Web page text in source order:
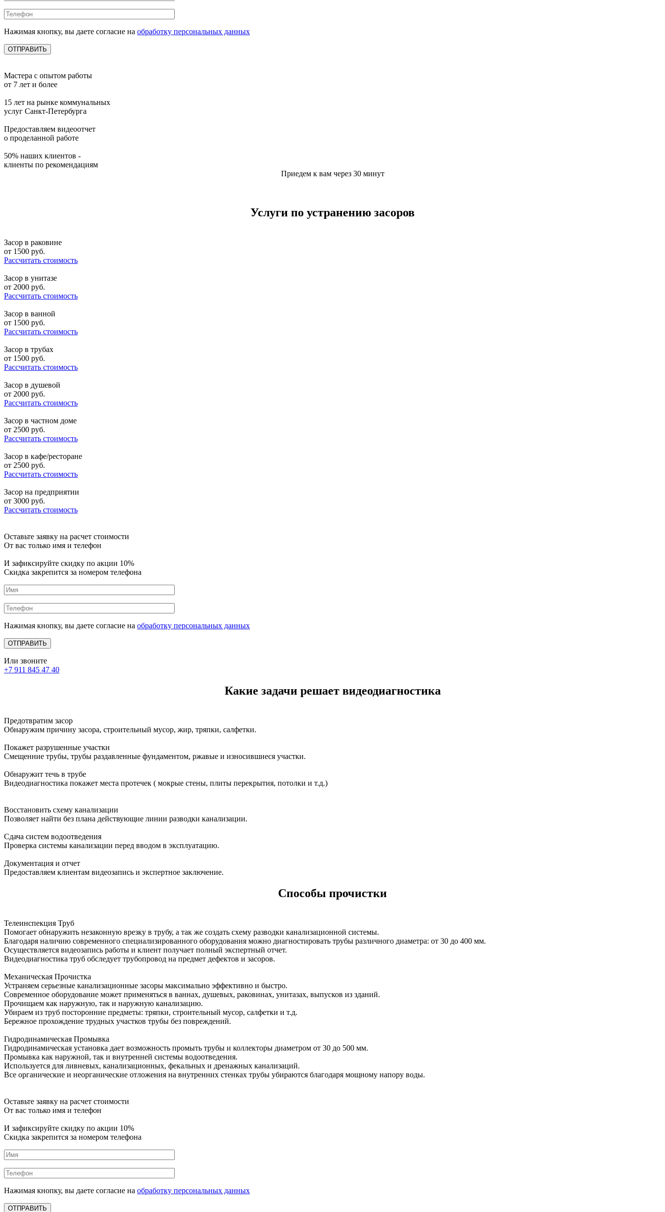
Нажимая кнопку, вы даете согласие на обработку персональных данных
Мастера с опытом работы
от 7 лет и более
15 лет на рынке коммунальных
услуг Санкт-Петербурга
Предоставляем видеоотчет
о проделанной работе
50% наших клиентов -
клиенты по рекомендациям
Приедем к вам через 30 минут
Услуги по устранению засоров
Засор в раковине
от 1500 руб.
Рассчитать стоимость
Засор в унитазе
от 2000 руб.
Рассчитать стоимость
Засор в ванной
от 1500 руб.
Рассчитать стоимость
Засор в трубах
от 1500 руб.
Рассчитать стоимость
Засор в душевой
от 2000 руб.
Рассчитать стоимость
Засор в частном доме
от 2500 руб.
Рассчитать стоимость
Засор в кафе/ресторане
от 2500 руб.
Рассчитать стоимость
Засор на предприятии
от 3000 руб.
Рассчитать стоимость
Оставьте заявку на расчет стоимости
От вас только имя и телефон
И зафиксируйте скидку по акции 10%
Скидка закрепится за номером телефона
Нажимая кнопку, вы даете согласие на обработку персональных данных
Или звоните
+7 911 845 47 40
Какие задачи решает видеодиагностика
Предотвратим засор
Обнаружим причину засора, cтроительный мусор, жир, тряпки, салфетки.
Покажет разрушенные участки
Смещенние трубы, трубы раздавленные фундаментом, ржавые и износившиеся участки.
Обнаружит течь в трубе
Видеодиагностика покажет места протечек ( мокрые стены, плиты перекрытия, потолки и т.д.)
Восстановить схему канализации
Позволяет найти без плана действующие линии разводки канализации.
Сдача систем водоотведения
Проверка системы канализации перед вводом в эксплуатацию.
Документация и отчет
Предоставляем клиентам видеозапись и экспертное заключение.
Способы прочистки
Телеинспекция Труб
Помогает обнаружить незаконную врезку в трубу, а так же создать схему разводки канализационной системы.
Благодаря наличию современного специализированного оборудования можно диагностировать трубы различного диаметра: от 30 до 400 мм.
Осуществляется видеозапись работы и клиент получает полный экспертный отчет.
Видеодиагностика труб обследует трубопровод на предмет дефектов и засоров.
Механическая Прочистка
Устраняем серьезные канализационные засоры максимально эффективно и быстро.
Современное оборудование может применяться в ваннах, душевых, раковинах, унитазах, выпусков из зданий.
Прочищаем как наружную, так и наружную канализацию.
Убираем из труб посторонние предметы: тряпки, строительный мусор, салфетки и т.д.
Бережное прохождение трудных участков трубы без повреждений.
Гидродинамическая Промывка
Гидродинамическая установка дает возможность промыть трубы и коллекторы диаметром от 30 до 500 мм.
Промывка как наружной, так и внутренней системы водоотведения.
Используется для ливневых, канализационных, фекальных и дренажных канализаций.
Все органические и неорганические отложения на внутренних стенках трубы убираются благодаря мощному напору воды.
Оставьте заявку на расчет стоимости
От вас только имя и телефон
И зафиксируйте скидку по акции 10%
Скидка закрепится за номером телефона
Нажимая кнопку, вы даете согласие на обработку персональных данных